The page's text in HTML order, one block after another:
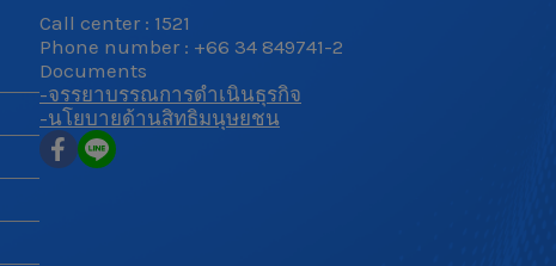
Call center : 1521
Phone number : +66 34 849741-2
Documents
-จรรยาบรรณการดำเนินธุรกิจ
-นโยบายด้านสิทธิมนุษยชน